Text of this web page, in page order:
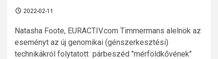
2022-02-11
Natasha Foote, EURACTIV.com Timmermans alelnök az
eseményt az új genomikai (génszerkesztési)
technikákról folytatott párbeszéd "mérföldkővének"